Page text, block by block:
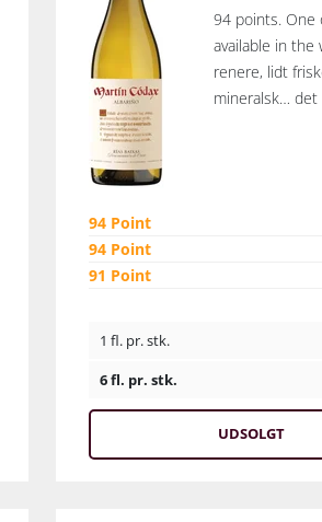
94 points. One
available in the
renere, lidt
mineralsk… det
94 Point
94 Point
91 Point
1 fl. pr. stk.
6 fl. pr. stk.
UDSOLGT